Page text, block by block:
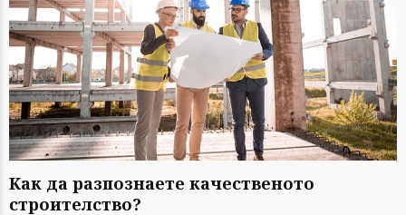
Как да разпознаете качественото
строителство?